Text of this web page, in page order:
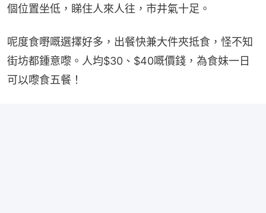
個位置坐低，睇住人來人往，市井氣十足。
呢度食嘢嘅選擇好多，出餐快兼大件夾抵食，怪不知
街坊都鍾意嚟。人均$30、$40嘅價錢，為食妹一日
可以嚟食五餐！